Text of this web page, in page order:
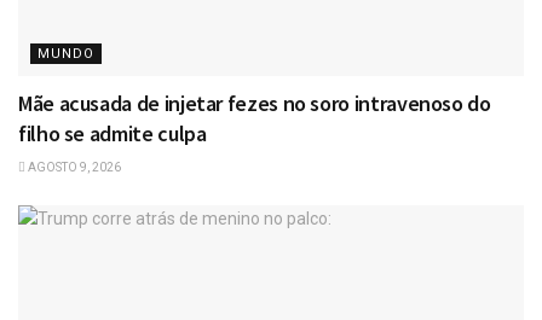
MUNDO
Mãe acusada de injetar fezes no soro intravenoso do
filho se admite culpa
AGOSTO 9, 2026